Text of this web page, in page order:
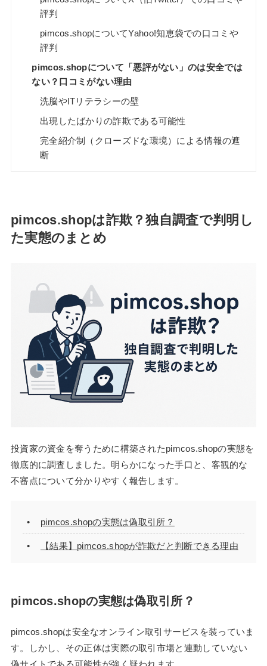
評判
pimcos.shopについてYahoo!知恵袋での口コミや
評判
pimcos.shopについて「悪評がない」のは安全では
ない？口コミがない理由
洗脳やITリテラシーの壁
出現したばかりの詐欺である可能性
完全紹介制（クローズドな環境）による情報の遮
断
pimcos.shopは詐欺？独自調査で判明し
た実態のまとめ
投資家の資金を奪うために構築されたpimcos.shopの実態を
徹底的に調査しました。明らかになった手口と、客観的な
不審点について分かりやすく報告します。
pimcos.shopの実態は偽取引所？
【結果】pimcos.shopが詐欺だと判断できる理由
pimcos.shopの実態は偽取引所？
pimcos.shopは安全なオンライン取引サービスを装っていま
す。しかし、その正体は実際の取引市場と連動していない
偽サイトである可能性が強く疑われます。